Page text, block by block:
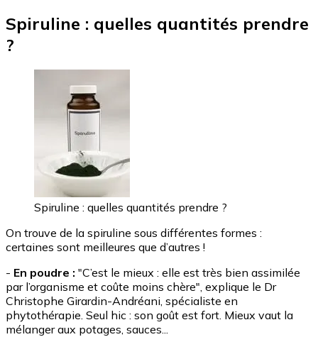
Spiruline : quelles quantités prendre
?
Spiruline : quelles quantités prendre ?
On trouve de la spiruline sous différentes formes :
certaines sont meilleures que d’autres !
- En poudre : "C’est le mieux : elle est très bien assimilée
par l’organisme et coûte moins chère", explique le Dr
Christophe Girardin-Andréani, spécialiste en
phytothérapie. Seul hic : son goût est fort. Mieux vaut la
mélanger aux potages, sauces...